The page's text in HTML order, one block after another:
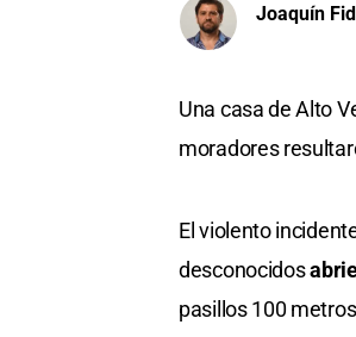
Joaquín
Una casa de Alto
moradores
El violento
desconocidos
pasillos 100